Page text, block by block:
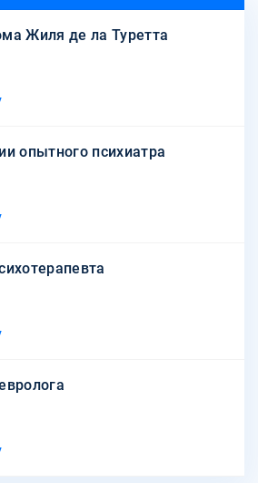
Жиля де ла Туретта
опытного психиатра